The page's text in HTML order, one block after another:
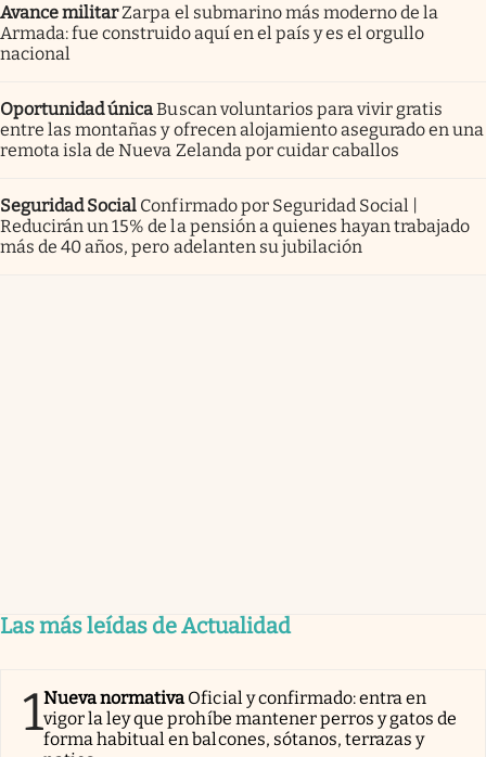
Avance militarZarpa el submarino más moderno de la
Armada: fue construido aquí en el país y es el orgullo
nacional
Oportunidad únicaBuscan voluntarios para vivir gratis
entre las montañas y ofrecen alojamiento asegurado en una
remota isla de Nueva Zelanda por cuidar caballos
Seguridad Social Confirmado por Seguridad Social |
Reducirán un 15% de la pensión a quienes hayan trabajado
más de 40 años, pero adelanten su jubilación
Las más leídas de Actualidad
1Nueva normativa Oficial y confirmado: entra en
vigor la ley que prohíbe mantener perros y gatos de
forma habitual en balcones, sótanos, terrazas y